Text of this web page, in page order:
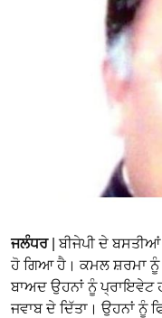
ਜਲੰਧਰ | ਬੀਜੇਪੀ ਦੇ
ਹੋ ਗਿਆ ਹੈ। ਕਮਲ ਸ਼ਰਮਾ
ਬਾਅਦ ਉਹਨਾਂ ਨੂੰ ਪ੍ਰਾਇਵੇਟ
ਜਵਾਬ ਦੇ ਦਿੱਤਾ। ਉਹਨਾਂ ਨੂੰ